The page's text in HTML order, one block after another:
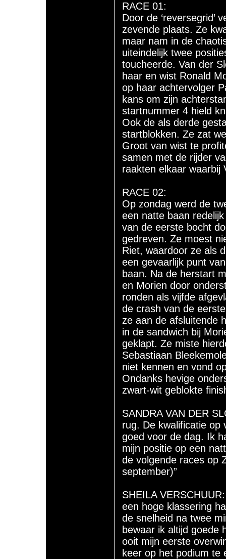
RACE 01:
Door de ‘reversegrid’
zevende plaats. Ze
maar nam in de
uiteindelijk twee
toucheerde. Van der
haar en wist Ronald
op haar achtervolger
kans om zijn
startnummer 4 hield
Ook de als derde
startblokken. Ze zat
Groot van wist te
samen met de rijder
raakten elkaar waarbij
RACE 02:
Op zondag werd de
een natte baan
van de eerste bocht
gedreven. Ze moest
Riet, waardoor ze als
een gevaarlijk punt
baan. Na de herstart
en Morien door
ronden als vijfde
de crash van de
ze aan de afsluitende
in de sandwich bij
geklapt. Ze miste
Sebastiaan
niet kennen en vond
Ondanks hevige
zwart-wit geblokte
SANDRA VAN DER
rug. De kwalificatie op
goed voor de dag. Ik
mijn positie op een
de volgende races op
september)”
SHEILA
een hoge klassering
de snelheid na twee
bewaar ik altijd goede
ooit mijn eerste
keer op het podium te